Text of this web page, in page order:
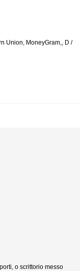
Union, MoneyGram,, D /
o scrittorio messo